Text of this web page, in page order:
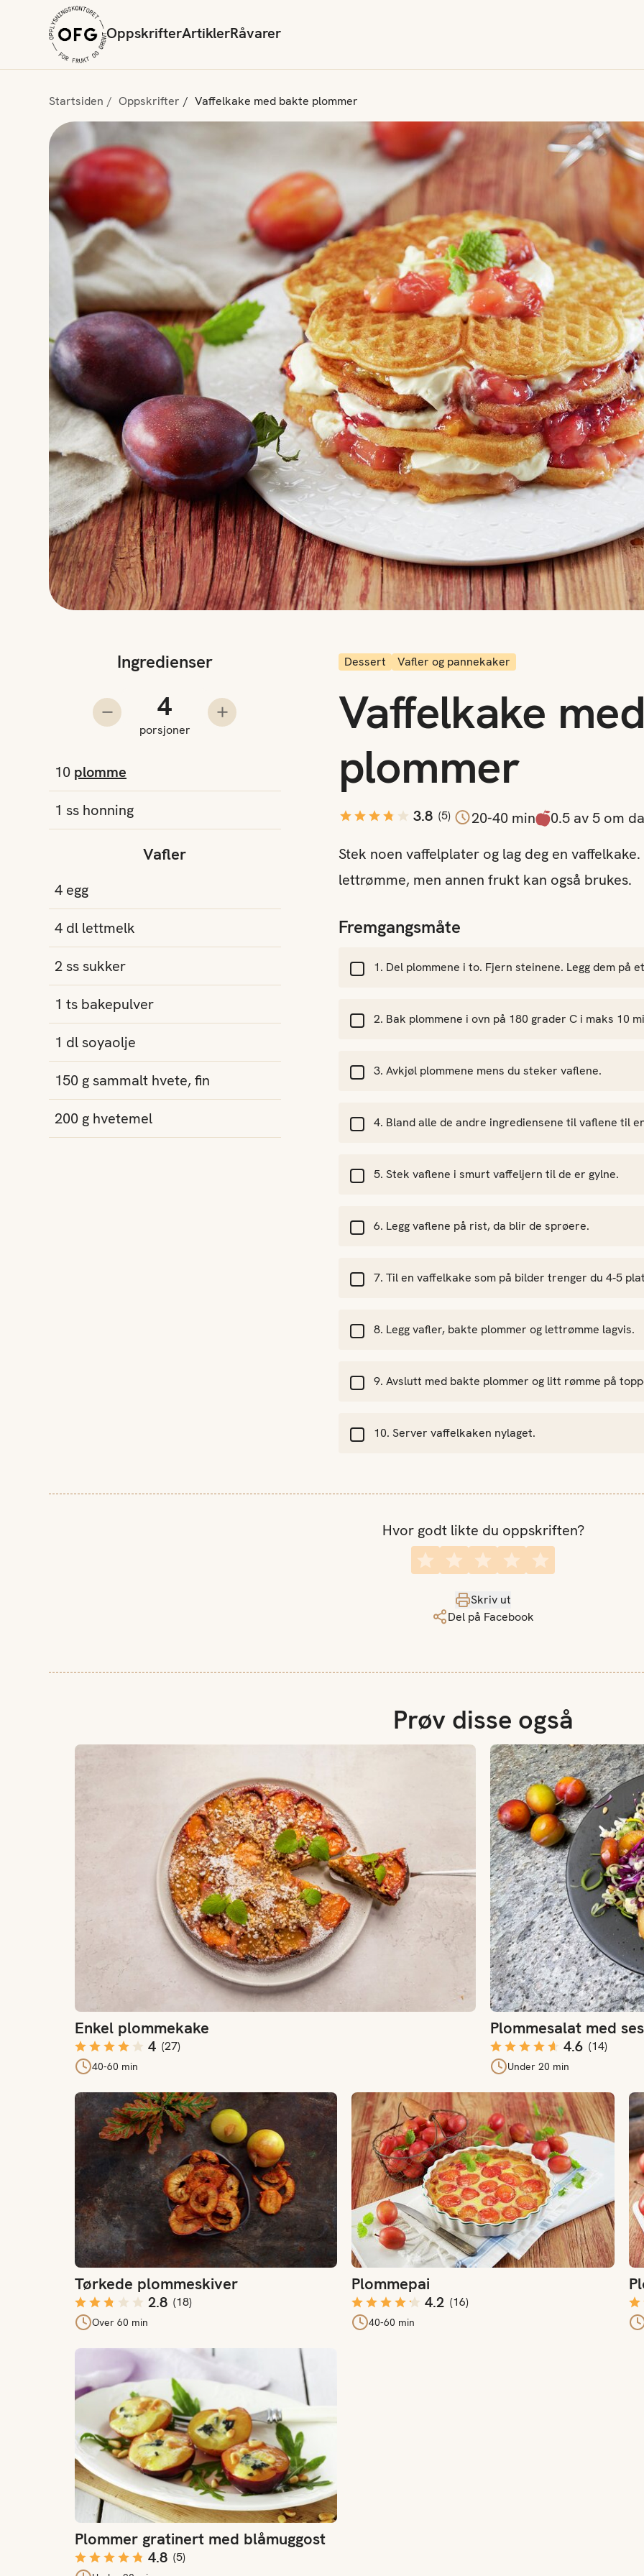
OppskrifterArtiklerRåvarer
Startsiden Oppskrifter Vaffelkake med bakte plommer
Ingredienser
Trekk fra en porsjon
Antall porsjoner
porsjoner
Legg til en porsjon
10 plomme
1 ss honning
Vafler
4 egg
4 dl lettmelk
2sssukker
1 ts bakepulver
1 dlsoyaolje
150 gsammalt hvete, fin
200 g hvetemel
Dessert Vafler og pannekaker
Vaffelkake
plommer
3.8 (5) 20-40 min
0.5 av 5 om
Stek noen vaffelplater og lag deg en
lettrømme, men annen frukt kan også brukes.
Fremgangsmåte
Del plommene i to. Fjern steinene. Legg dem på
Bak plommene i ovn på 180 grader C i maks 10
Avkjøl plommene mens du steker vaflene.
Bland alle de andre ingrediensene til vaflene til
Stek vaflene i smurt vaffeljern til de er gylne.
Legg vaflene på rist, da blir de sprøere.
Til en vaffelkake som på bilder trenger du 4-5
Legg vafler, bakte plommer og lettrømme lagvis.
Avslutt med bakte plommer og litt rømme på
Server vaffelkaken nylaget.
Hvor godt likte du oppskriften?
Skriv ut
Del på Facebook
Prøv disse også
Enkel plommekake
4 (27)
40-60 min
Enkel plommekake
Plommesalat med
4.6 (14)
Under 20 min
Plommesalat med
Tørkede plommeskiver
2.8 (18)
Over 60 min
Tørkede plommeskiver
Plommepai
4.2 (16)
40-60 min
Plommepai
Plommer gratinert med blåmuggost
4.8 (5)
Plommer gratinert med blåmuggost